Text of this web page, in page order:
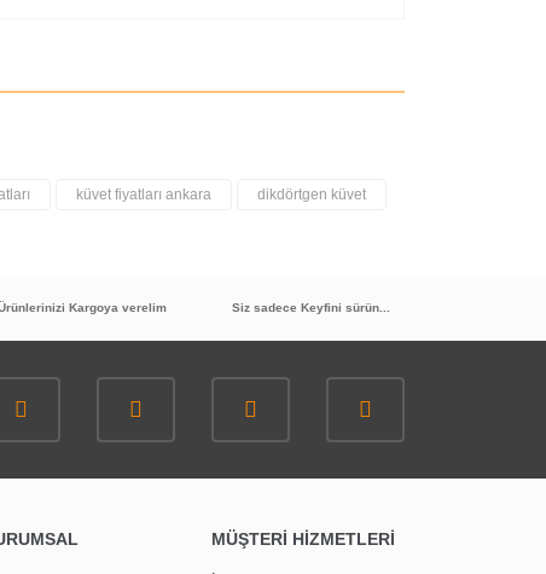
küvet fiyatları ankara dikdörtgen küvet
Kargoya verelim Siz sadece Keyfini sürün...
MÜŞTERİ HİZMETLERİ